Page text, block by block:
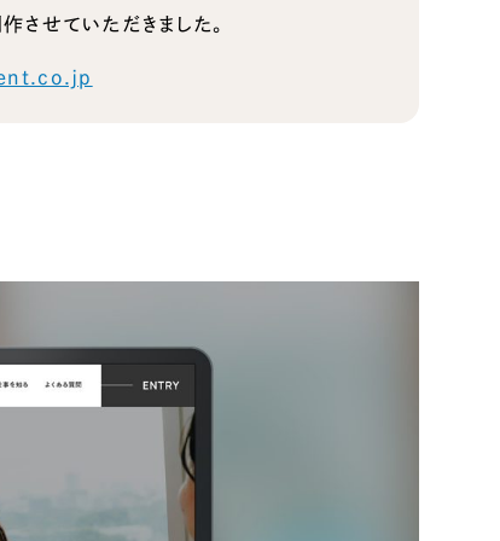
させていただきました。